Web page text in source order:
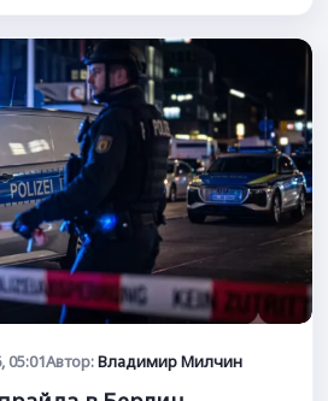
05:01Автор:Владимир Милчин